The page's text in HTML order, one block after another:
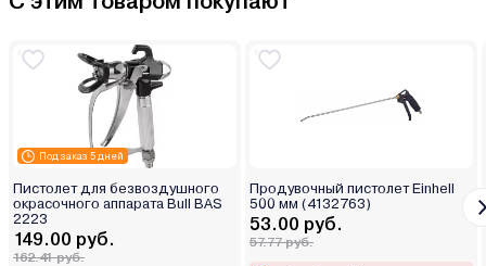
Под заказ 5 дней
Пистолет для безвоздушного
окрасочного аппарата Bull BAS
2223
149.00 руб.
162.41 руб.
Продувочный пистолет Einhell
500 мм (4132763)
53.00 руб.
57.77 руб.